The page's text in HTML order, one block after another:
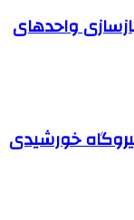
واحدهای
خورشیدی